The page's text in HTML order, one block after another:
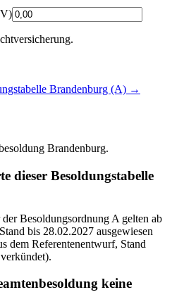
Brandenburg (A) →
Brandenburg.
dieser Besoldungstabelle
Besoldungsordnung A gelten ab
bis 28.02.2027 ausgewiesen
dem Referentenentwurf, Stand
keine